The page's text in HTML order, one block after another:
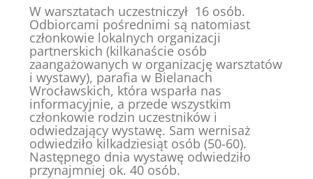
W warsztatach uczestniczył 16 osób.
Odbiorcami pośrednimi są natomiast
członkowie lokalnych organizacji
partnerskich (kilkanaście osób
zaangażowanych w organizację warsztatów
i wystawy), parafia w Bielanach
Wrocławskich, która wsparła nas
informacyjnie, a przede wszystkim
członkowie rodzin uczestników i
odwiedzający wystawę. Sam wernisaż
odwiedziło kilkadziesiąt osób (50-60).
Następnego dnia wystawę odwiedziło
przynajmniej ok. 40 osób.